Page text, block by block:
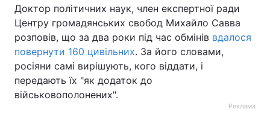
Доктор політичних наук, член експертної ради
Центру громадянських свобод Михайло Савва
розповів, що за два роки під час обмінів вдалося
повернути 160 цивільних. За його словами,
росіяни самі вирішують, кого віддати, і
передають їх "як додаток до
військовополонених".
Реклама